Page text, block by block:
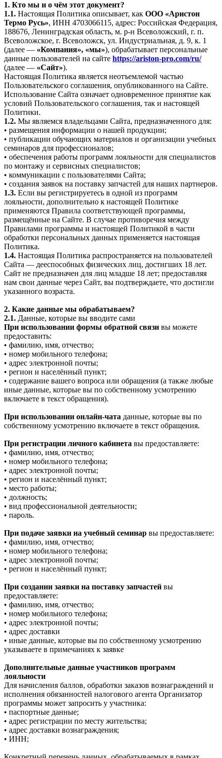
1. Кто мы и о чём этот документ?
1.1. Настоящая Политика описывает, как ООО «Аристон
Термо Русь», ИНН 4703066115, адрес: Российская Федерация,
188676, Ленинградская область, м. р-н Всеволожский, г. п.
Всеволожское, г. Всеволожск, ул. Индустриальная, д. 9, к. 1
(далее — «Компания», «мы»), обрабатывает персональные
данные пользователей на сайте https://ariston-pro.com/ru/
(далее — «Сайт»).
Настоящая Политика является неотъемлемой частью
Пользовательского соглашения, опубликованного на Сайте.
Использование Сайта означает одновременное принятие как
условий Пользовательского соглашения, так и настоящей
Политики.
1.2. Мы являемся владельцами Сайта, предназначенного для:
• размещения информации о нашей продукции;
• публикации обучающих материалов и организации учебных
семинаров для профессионалов;
• обеспечения работы программ лояльности для специалистов
по монтажу и сервисных специалистов;
• коммуникации с пользователями Сайта;
• создания заявок на поставку запчастей для наших партнеров.
1.3. Если вы регистрируетесь в одной из программ
лояльности, дополнительно к настоящей Политике
применяются Правила соответствующей программы,
размещённые на Сайте. В случае противоречия между
Правилами программы и настоящей Политикой в части
обработки персональных данных применяется настоящая
Политика.
1.4. Настоящая Политика распространяется на пользователей
Сайта — дееспособных физических лиц, достигших 18 лет.
Сайт не предназначен для лиц младше 18 лет; предоставляя
нам свои данные через Сайт, вы подтверждаете, что достигли
указанного возраста.
2. Какие данные мы обрабатываем?
2.1. Данные, которые вы вводите сами
При использовании формы обратной связи вы можете
предоставить:
• фамилию, имя, отчество;
• номер мобильного телефона;
• адрес электронной почты;
• регион и населённый пункт;
• содержание вашего вопроса или обращения (а также любые
иные данные, которые вы по собственному усмотрению
включаете в текст обращения).
При использовании онлайн-чата данные, которые вы по
собственному усмотрению включаете в текст обращения.
При регистрации личного кабинета вы предоставляете:
• фамилию, имя, отчество;
• номер мобильного телефона;
• адрес электронной почты;
• регион и населённый пункт;
• место работы;
• должность;
• вид профессиональной деятельности;
• пароль.
При подаче заявки на учебный семинар вы предоставляете:
• фамилию, имя, отчество;
• номер мобильного телефона;
• адрес электронной почты;
• регион и населённый пункт;
При создании заявки на поставку запчастей вы
предоставляете:
• фамилию, имя, отчество;
• номер мобильного телефона;
• адрес электронной почты;
• адрес доставки
• иные данные, которые вы по собственному усмотрению
указываете в примечаниях к заявке
Дополнительные данные участников программ
лояльности
Для начисления баллов, обработки заказов вознаграждений и
исполнения обязанностей налогового агента Организатор
программы может запросить у участника:
• паспортные данные;
• адрес регистрации по месту жительства;
• адрес доставки вознаграждения;
• ИНН;